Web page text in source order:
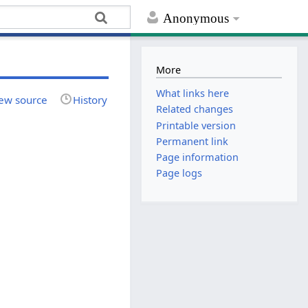
Anonymous
source History
More
What links here
Related changes
Printable version
Permanent link
Page information
Page logs